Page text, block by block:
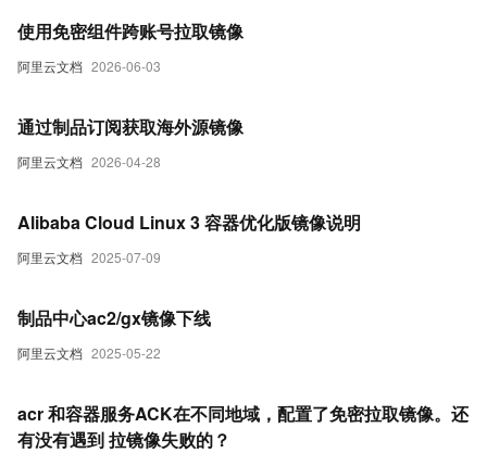
阿里云文档 2026-06-03
使用免密组件跨账号拉取镜像
阿里云文档 2026-04-28
通过制品订阅获取海外源镜像
阿里云文档 2025-07-09
Alibaba Cloud Linux 3 容器优化版镜像说明
阿里云文档 2025-05-22
制品中心ac2/gx镜像下线
acr 和容器服务ACK在不同地域，配置了免密拉取镜像。还
有没有遇到 拉镜像失败的？